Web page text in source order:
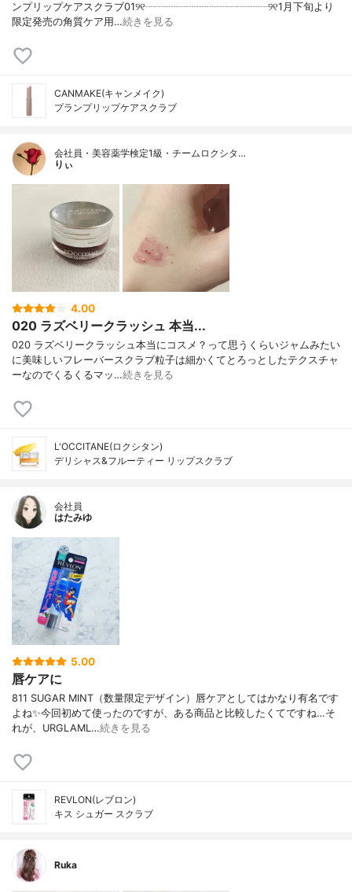
ンプリップケアスクラブ01୨୧┈┈┈┈┈┈┈┈┈┈┈┈୨୧1月下旬より
限定発売の角質ケア用…続きを見る
CANMAKE(キャンメイク)
プランプリップケアスクラブ
会社員・美容薬学検定1級・チームロクシタ…
りぃ
4.00
020 ラズベリークラッシュ 本当...
020 ラズベリークラッシュ本当にコスメ？って思うくらいジャムみたい
に美味しいフレーバースクラブ粒子は細かくてとろっとしたテクスチャ
ーなのでくるくるマッ…続きを見る
L'OCCITANE(ロクシタン)
デリシャス&フルーティー リップスクラブ
会社員
はたみゆ
5.00
唇ケアに
811 SUGAR MINT（数量限定デザイン）唇ケアとしてはかなり有名です
よね✨今回初めて使ったのですが、ある商品と比較したくてですね…そ
れが、URGLAML…続きを見る
REVLON(レブロン)
キス シュガー スクラブ
Ruka